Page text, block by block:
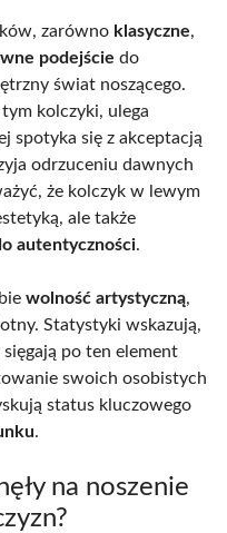
zarówno klasyczne,
podejście do
świat noszącego.
kolczyki, ulega
spotyka się z akceptacją
odrzuceniu dawnych
że kolczyk w lewym
ale także
autentyczności.
wolność artystyczną,
Statystyki wskazują,
po ten element
swoich osobistych
status kluczowego
.
na noszenie